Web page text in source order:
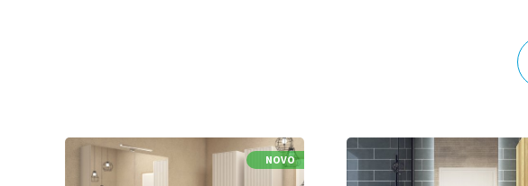
NOVO